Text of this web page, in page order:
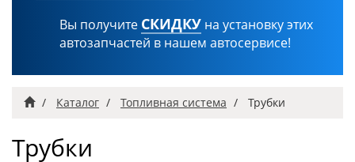
Вы получите СКИДКУ на установку этих
автозапчастей в нашем автосервисе!
ГлавнаяКаталог Топливная система Трубки
Трубки